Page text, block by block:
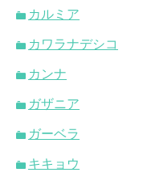
カルミア
カワラナデシコ
カンナ
ガザニア
ガーベラ
キキョウ